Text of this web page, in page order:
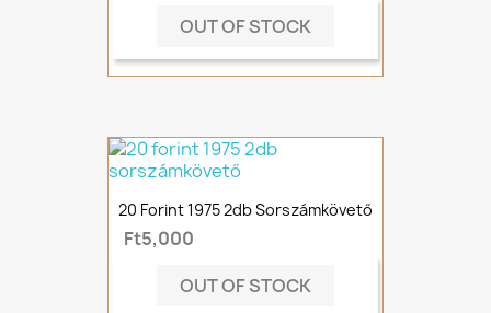
OUT OF STOCK
20 Forint 1975 2db Sorszámkövető
Ft5,000
OUT OF STOCK